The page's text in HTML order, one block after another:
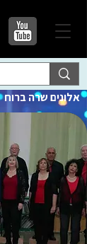
אלונים שרה ברוח